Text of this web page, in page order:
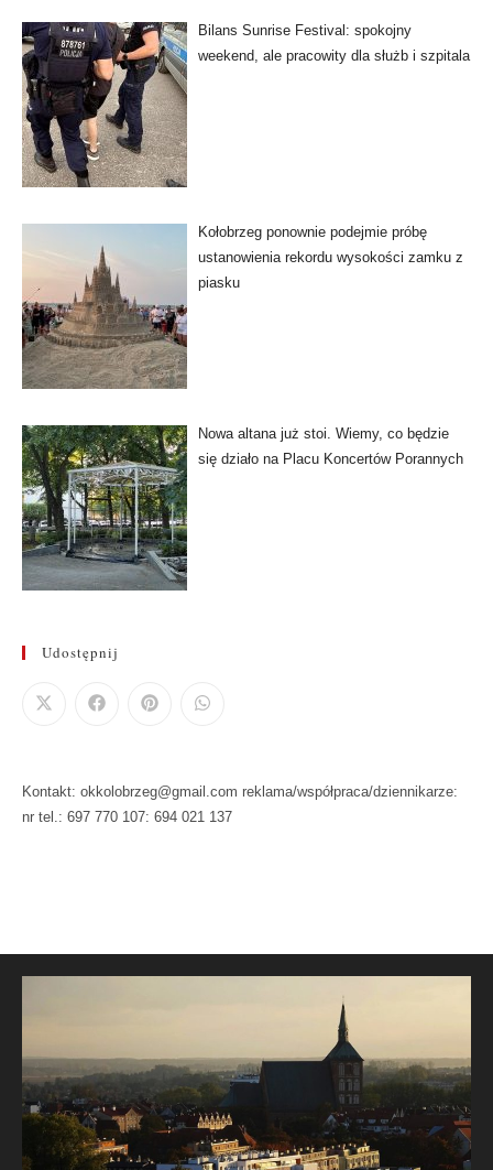
Bilans Sunrise Festival: spokojny
weekend, ale pracowity dla służb i szpitala
Kołobrzeg ponownie podejmie próbę
ustanowienia rekordu wysokości zamku z
piasku
Nowa altana już stoi. Wiemy, co będzie
się działo na Placu Koncertów Porannych
Udostępnij
Kontakt: okkolobrzeg@gmail.com reklama/współpraca/dziennikarze:
nr tel.: 697 770 107: 694 021 137